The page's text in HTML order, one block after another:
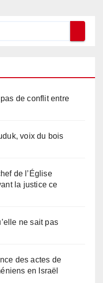
pas de conflit entre
voix du bois
de l’Église
la justice ce
ne sait pas
des actes de
en Israël